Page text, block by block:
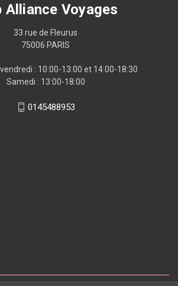
Alliance Voyages
33 rue de Fleurus
75006 PARIS
: 10:00-13:00 et 14:00-18:30
Samedi : 13:00-18:00
0145488953